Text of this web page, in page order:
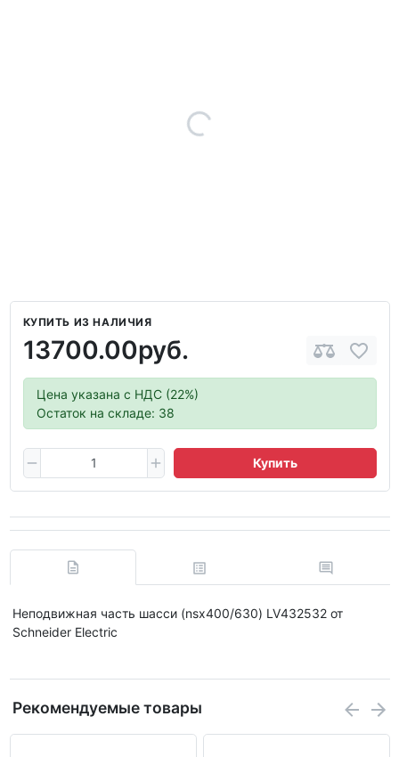
КУПИТЬ ИЗ НАЛИЧИЯ
13700.00руб.
Цена указана с НДС (22%)
Остаток на складе: 38
Купить
Неподвижная часть шасси (nsx400/630) LV432532 от
Schneider Electric
Рекомендуемые товары